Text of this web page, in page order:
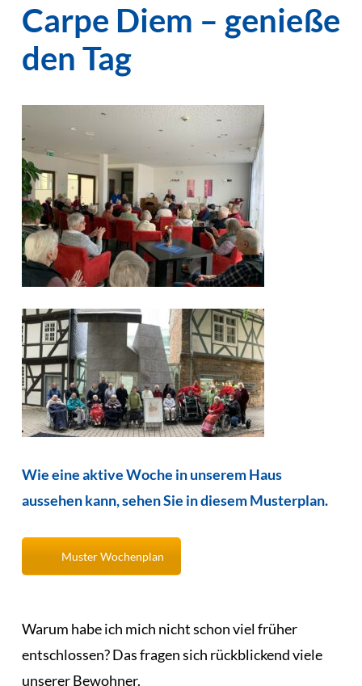
Carpe Diem – genieße
den Tag
Wie eine aktive Woche in unserem Haus
aussehen kann, sehen Sie in diesem Musterplan.
Muster Wochenplan
Warum habe ich mich nicht schon viel früher
entschlossen? Das fragen sich rückblickend viele
unserer Bewohner.